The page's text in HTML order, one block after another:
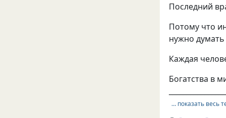
Последний
Потому что
нужно
Каждая
Богатства в
… показать весь